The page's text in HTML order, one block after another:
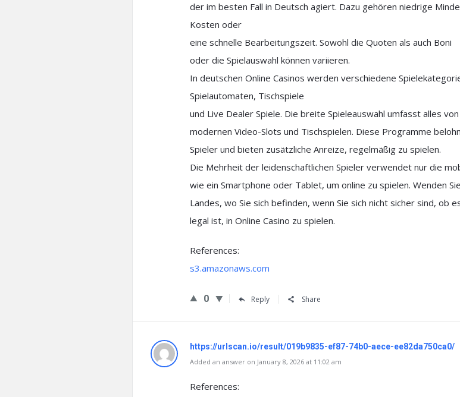
der im besten Fall in Deutsch agiert. Dazu gehören niedrige
Kosten oder
eine schnelle Bearbeitungszeit. Sowohl die Quoten als auch Boni
oder die Spielauswahl können variieren.
In deutschen Online Casinos werden verschiedene
Spielautomaten, Tischspiele
und Live Dealer Spiele. Die breite Spieleauswahl umfasst alles
modernen Video-Slots und Tischspielen. Diese Programme
Spieler und bieten zusätzliche Anreize, regelmäßig zu spielen.
Die Mehrheit der leidenschaftlichen Spieler verwendet nur die
wie ein Smartphone oder Tablet, um online zu spielen. Wenden
Landes, wo Sie sich befinden, wenn Sie sich nicht sicher sind, ob
legal ist, in Online Casino zu spielen.
References:
s3.amazonaws.com
0 Reply Share
https://urlscan.io/result/019b9835-ef87-74b0-aece-ee82da750ca0/
Added an answer on January 8, 2026 at 11:02 am
References: